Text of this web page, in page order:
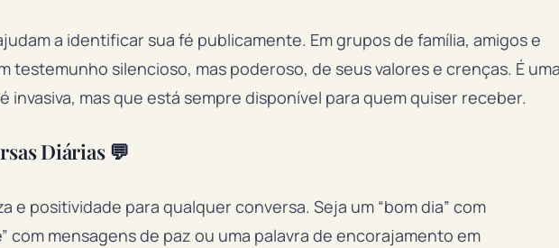
a identificar sua fé publicamente. Em grupos de família, amigos e
testemunho silencioso, mas poderoso, de seus valores e crenças. É
invasiva, mas que está sempre disponível para quem quiser receber.
Diárias 💬
e positividade para qualquer conversa. Seja um “bom dia” com
com mensagens de paz ou uma palavra de encorajamento em